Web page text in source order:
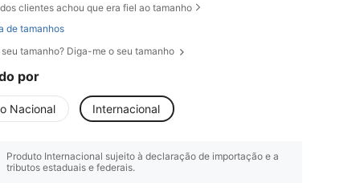
dos clientes achou que era fiel ao tamanho
de tamanhos
tamanho? Diga-me o seu tamanho
por
Nacional Internacional
Produto Internacional sujeito à declaração de importação e a
tributos estaduais e federais.